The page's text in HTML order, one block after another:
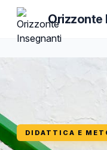
Orizzonte
DIDATTICA E